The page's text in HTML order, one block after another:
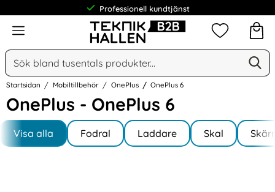
Professionell kundtjänst
Meny
Sök
Sök på Narse Group AB
Mina
Startsidan Mobiltillbehör OnePlus OnePlus 6
OnePlus - OnePlus 6
Hoppa
produkter
Underkategorier
Visa alla
I OnePlus 6 Fodral Laddare Skal